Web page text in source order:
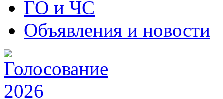
ГО и ЧС
Объявления и новости